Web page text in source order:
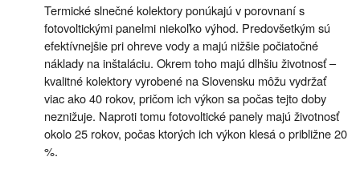
Termické slnečné kolektory ponúkajú v porovnaní s
fotovoltickými panelmi niekoľko výhod. Predovšetkým sú
efektívnejšie pri ohreve vody a majú nižšie počiatočné
náklady na inštaláciu. Okrem toho majú dlhšiu životnosť –
kvalitné kolektory vyrobené na Slovensku môžu vydržať
viac ako 40 rokov, pričom ich výkon sa počas tejto doby
neznižuje. Naproti tomu fotovoltické panely majú životnosť
okolo 25 rokov, počas ktorých ich výkon klesá o približne 20
%.